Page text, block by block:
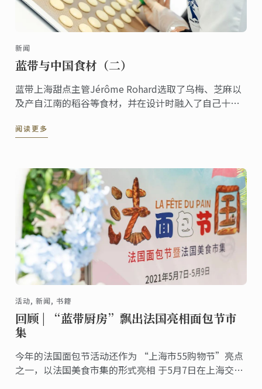
新闻
蓝带与中国食材（二）
蓝带上海甜点主管Jérôme Rohard选取了乌梅、芝麻以
及产自江南的稻谷等食材，并在设计时融入了自己十年
麻果冻。
阅读更多
活动, 新闻, 书籍
回顾 | “蓝带厨房”飘出法国亮相面包节市
集
今年的法国面包节活动还作为 “上海市55购物节”亮点
之一，以法国美食市集的形式亮相 于5月7日在上海交响